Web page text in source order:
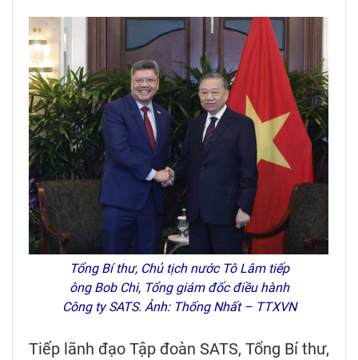
Tổng Bí thư, Chủ tịch nước Tô Lâm tiếp
ông Bob Chi, Tổng giám đốc điều hành
Công ty SATS. Ảnh: Thống Nhất – TTXVN
Tiếp lãnh đạo Tập đoàn SATS, Tổng Bí thư,